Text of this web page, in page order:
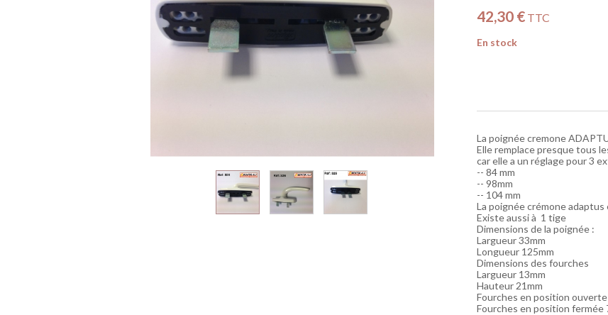
42,30 € TTC
En stock
La poignée cremone
Elle remplace presque tous
car elle a un réglage pour 3
-- 84 mm
-- 98mm
-- 104 mm
La poignée crémone
Existe aussi à 1 tige
Dimensions de la poignée :
Largueur 33mm
Longueur 125mm
Dimensions des fourches
Largueur 13mm
Hauteur 21mm
Fourches en position ouverte
Fourches en position fermée